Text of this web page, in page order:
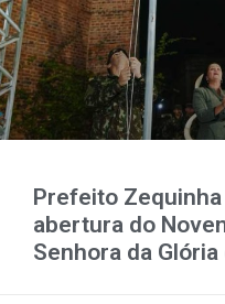
Prefeito
abertura do
Senhora da